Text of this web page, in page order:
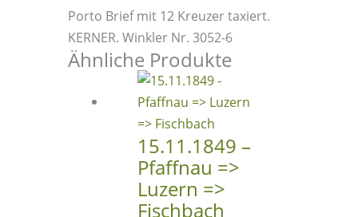
Bern)
Menge
Porto Brief mit 12 Kreuzer taxiert.
KERNER. Winkler Nr. 3052-6
Ähnliche Produkte
15.11.1849 –
Pfaffnau =>
Luzern =>
Fischbach